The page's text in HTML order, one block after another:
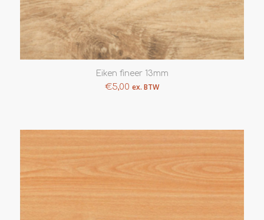
Eiken fineer 13mm
€5,00 ex. BTW